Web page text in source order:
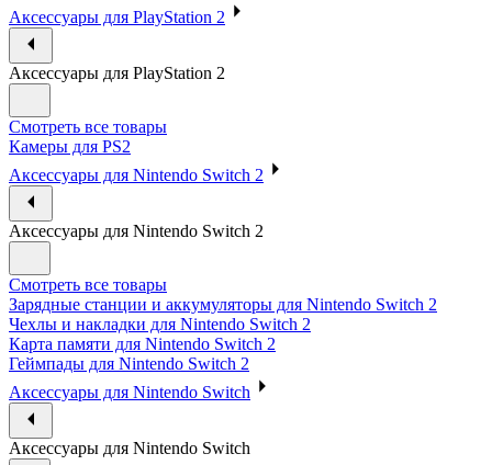
Аксессуары для PlayStation 2
Аксессуары для PlayStation 2
Смотреть все товары
Камеры для PS2
Аксессуары для Nintendo Switch 2
Аксессуары для Nintendo Switch 2
Смотреть все товары
Зарядные станции и аккумуляторы для Nintendo Switch 2
Чехлы и накладки для Nintendo Switch 2
Карта памяти для Nintendo Switch 2
Геймпады для Nintendo Switch 2
Аксессуары для Nintendo Switch
Аксессуары для Nintendo Switch